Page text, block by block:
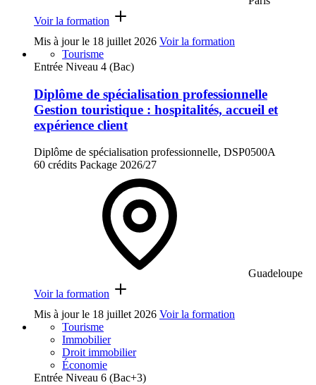
Voir la formation
Mis à jour le 18 juillet 2026 Voir la formation
Tourisme
Entrée Niveau 4 (Bac)
Diplôme de spécialisation professionnelle
Gestion touristique : hospitalités, accueil et
expérience client
Diplôme de spécialisation professionnelle, DSP0500A
60 crédits Package 2026/27
Guadeloupe
Voir la formation
Mis à jour le 18 juillet 2026 Voir la formation
Tourisme
Immobilier
Droit immobilier
Économie
Entrée Niveau 6 (Bac+3)